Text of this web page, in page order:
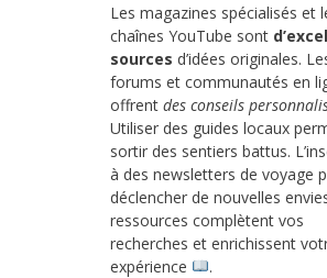
Les magazines spécialisés et
chaînes YouTube sont
sources d’idées originales.
forums et communautés en
offrent des conseils
Utiliser des guides locaux
sortir des sentiers battus.
à des newsletters de voyage
déclencher de nouvelles
ressources complètent vos
recherches et enrichissent
expérience
.